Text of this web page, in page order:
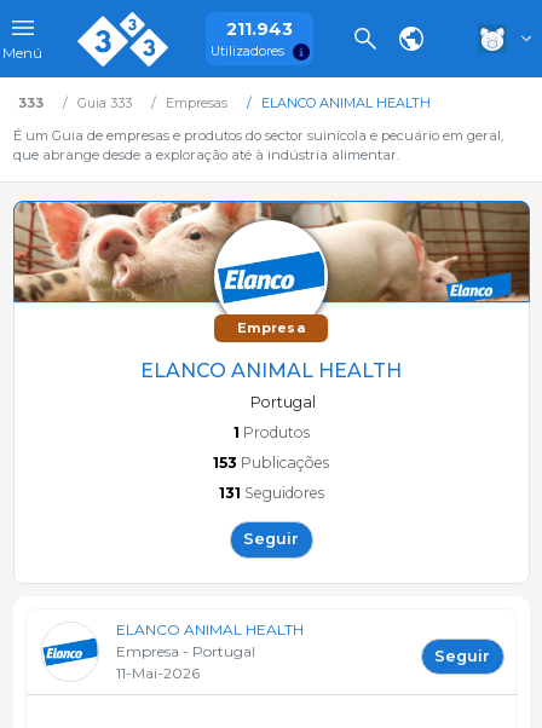
Menú
211.943
Utilizadores
333 Guia 333 Empresas
ELANCO ANIMAL HEALTH
É um Guia de empresas e produtos do sector suinícola e pecuário em geral,
que abrange desde a exploração até à indústria alimentar.
Empresa
ELANCO ANIMAL HEALTH
Portugal
1 Produtos
153 Publicações
131 Seguidores
Seguir
ELANCO ANIMAL HEALTH
Empresa - Portugal
11-Mai-2026
Seguir